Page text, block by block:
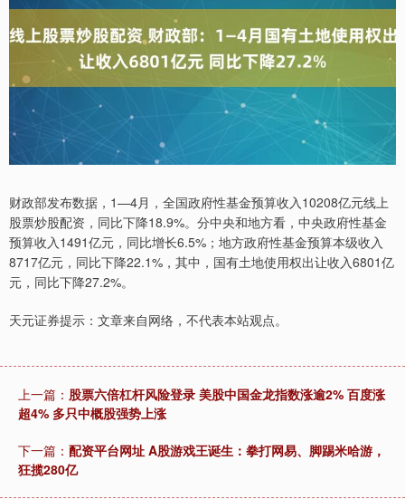
财政部发布数据，1—4月，全国政府性基金预算收入10208亿元线上
股票炒股配资，同比下降18.9%。分中央和地方看，中央政府性基金
预算收入1491亿元，同比增长6.5%；地方政府性基金预算本级收入
8717亿元，同比下降22.1%，其中，国有土地使用权出让收入6801亿
元，同比下降27.2%。
天元证券提示：文章来自网络，不代表本站观点。
上一篇： 股票六倍杠杆风险登录 美股中国金龙指数涨逾2% 百度涨
超4% 多只中概股强势上涨
下一篇： 配资平台网址 A股游戏王诞生：拳打网易、脚踢米哈游，
狂揽280亿